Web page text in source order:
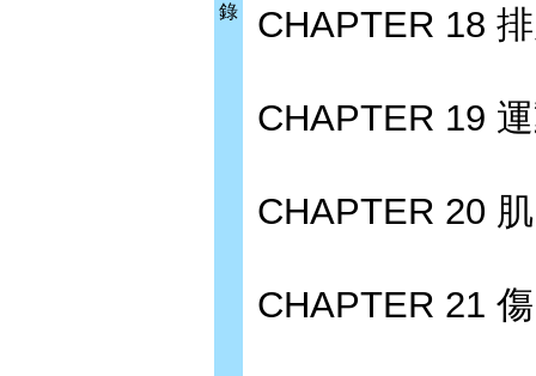
錄
CHAPTER 18
CHAPTER 19
CHAPTER 20
CHAPTER 21